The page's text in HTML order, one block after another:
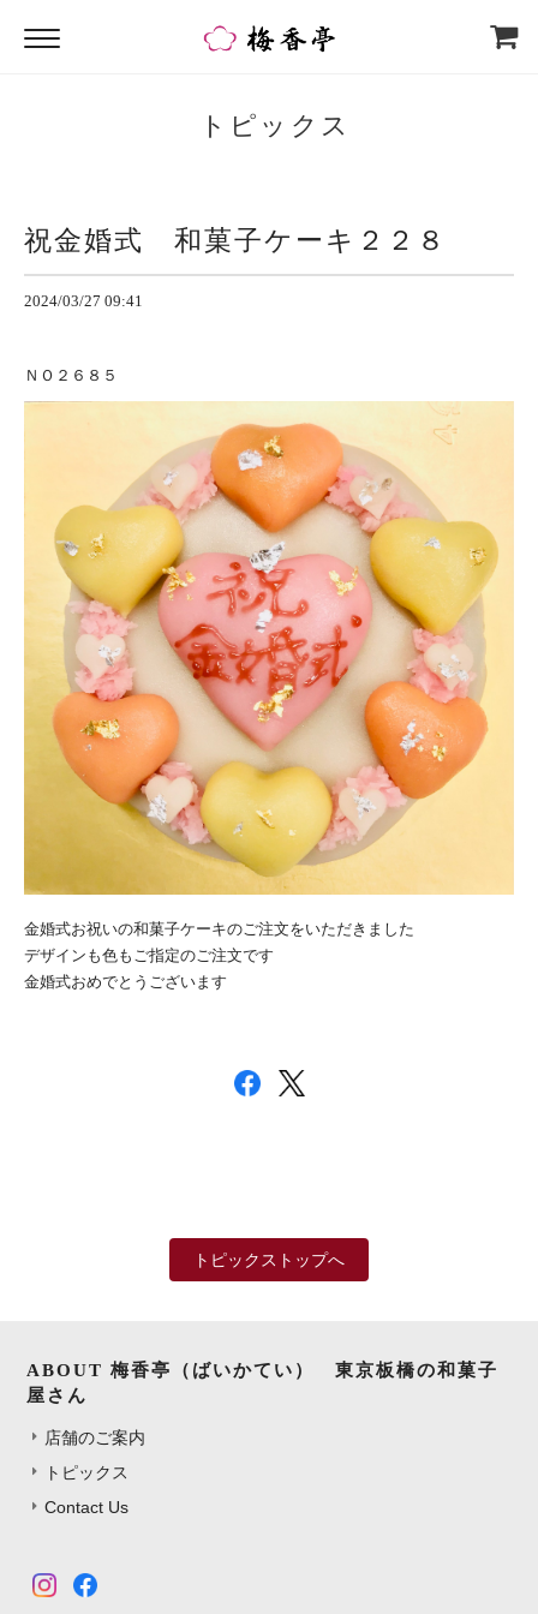
トピックス
祝金婚式 和菓子ケーキ２２８
2024/03/27 09:41
ＮＯ２６８５
金婚式お祝いの和菓子ケーキのご注文をいただきました
デザインも色もご指定のご注文です
金婚式おめでとうございます
トピックストップへ
ABOUT 梅香亭（ばいかてい） 東京板橋の和菓子
屋さん
店舗のご案内
トピックス
Contact Us